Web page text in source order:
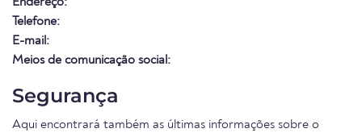
Endereço:
Telefone:
E-mail:
Meios de comunicação social:
Segurança
Aqui encontrará também as últimas informações sobre o